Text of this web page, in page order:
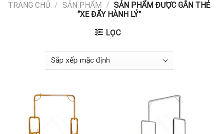
TRANG CHỦ / SẢN PHẨM / SẢN PHẨM ĐƯỢC GẮN THẺ
“XE ĐẨY HÀNH LÝ”
LỌC